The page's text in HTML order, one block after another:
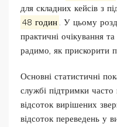
для складних кейсів з
48 годин . У цьому
практичні очікування
радимо, як прискорити
Основні статистичні
службі підтримки часто
відсоток вирішених
відсоток переведень у